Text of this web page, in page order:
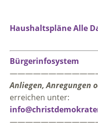
Haushaltspläne Alle
Bürgerinfosystem
Anliegen, Anregungen
erreichen unter: